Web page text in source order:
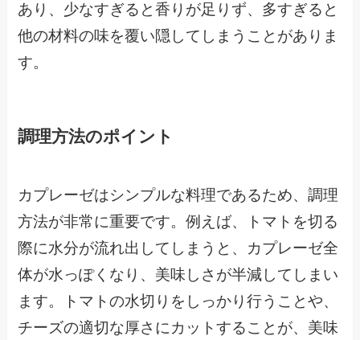
あり、少なすぎると香りが足りず、多すぎると
他の材料の味を覆い隠してしまうことがありま
す。
調理方法のポイント
カプレーゼはシンプルな料理であるため、調理
方法が非常に重要です。例えば、トマトを切る
際に水分が流れ出してしまうと、カプレーゼ全
体が水っぽくなり、美味しさが半減してしまい
ます。トマトの水切りをしっかり行うことや、
チーズの適切な厚さにカットすることが、美味